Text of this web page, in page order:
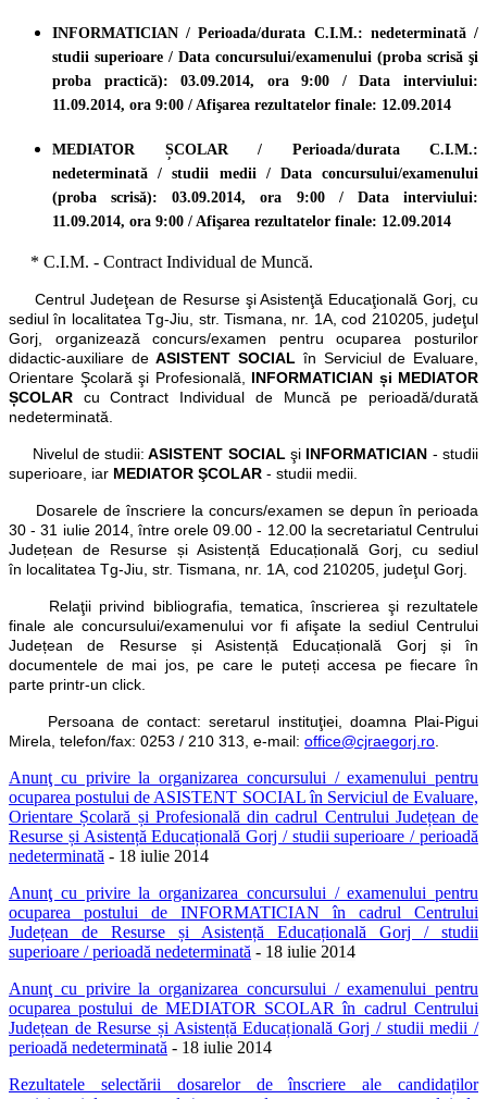
INFORMATICIAN / Perioada/durata C.I.M.: nedeterminată /
studii superioare / Data concursului/examenului (proba scrisă şi
proba practică): 03.09.2014, ora 9:00 / Data interviului:
11.09.2014, ora 9:00 / Afişarea rezultatelor finale: 12.09.2014
MEDIATOR ȘCOLAR / Perioada/durata C.I.M.:
nedeterminată / studii medii / Data concursului/examenului
(proba scrisă): 03.09.2014, ora 9:00 / Data interviului:
11.09.2014, ora 9:00 / Afişarea rezultatelor finale: 12.09.2014
* C.I.M. - Contract Individual de Muncă.
Centrul Judeţean de Resurse şi Asistenţă Educaţională Gorj, cu
sediul în localitatea Tg-Jiu, str. Tismana, nr. 1A, cod 210205, judeţul
Gorj, organizează concurs/examen pentru ocuparea posturilor
didactic-auxiliare deASISTENT SOCIALîn Serviciul de Evaluare,
Orientare Şcolară şi Profesională, INFORMATICIAN și MEDIATOR
ȘCOLAR cu Contract Individual de Muncă pe perioadă/durată
nedeterminată.
Nivelul de studii: ASISTENT SOCIALşi INFORMATICIAN - studii
superioare, iar MEDIATOR ŞCOLAR - studii medii.
Dosarele de înscriere la concurs/examen se depun în perioada
30 - 31 iulie 2014, între orele 09.00 - 12.00 la secretariatul Centrului
Județean de Resurse și Asistență Educațională Gorj, cu sediul
în localitatea Tg-Jiu, str. Tismana, nr. 1A, cod 210205, judeţul Gorj
Relaţii privind bibliografia, tematica, înscrierea şi rezultatele
finale ale concursului/examenului vor fi afişate la sediul Centrului
Județean de Resurse și Asistență Educațională Gorjși în
documentele de mai jos, pe care le puteți accesa pe fiecare în
parte printr-un click.
Persoana de contact: seretarul instituţiei, doamna Plai-Pigui
Mirela, telefon/fax: 0253 / 210 313, e-mail: office@cjraegorj.ro
Anunţ cu privire la organizarea concursului / examenului pentru
ocuparea postului de ASISTENT SOCIAL în Serviciul de Evaluare,
Orientare Școlară și Profesională din cadrul Centrului Județean de
Resurse și Asistență Educațională Gorj / studii superioare / perioadă
nedeterminată - 18 iulie 2014
Anunţ cu privire la organizarea concursului / examenului pentru
ocuparea postului de INFORMATICIAN în cadrul Centrului
Județean de Resurse și Asistență Educațională Gorj / studii
superioare / perioadă nedeterminată - 18 iulie 2014
Anunţ cu privire la organizarea concursului / examenului pentru
ocuparea postului de MEDIATOR SCOLAR în cadrul Centrului
Județean de Resurse și Asistență EducaționalăGorj / studii medii /
perioadă nedeterminată - 18 iulie 2014
Rezultatele selectării dosarelor de înscriere ale candidaților